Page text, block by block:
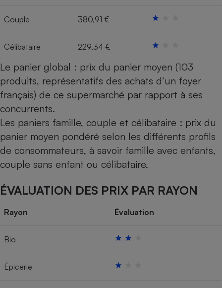
Couple 380,91 €
Célibataire 229,34 €
Le panier global : prix du panier moyen (103
produits, représentatifs des achats d’un foyer
français) de ce supermarché par rapport à ses
concurrents.
Les paniers famille, couple et célibataire : prix du
panier moyen pondéré selon les différents profils
de consommateurs, à savoir famille avec enfants,
couple sans enfant ou célibataire.
ÉVALUATION DES PRIX PAR RAYON
Rayon Évaluation
Bio
Épicerie